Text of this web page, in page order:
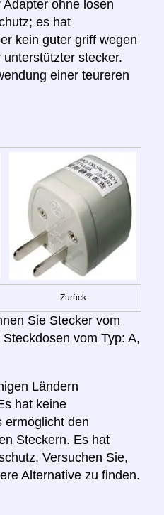
ohne losen
es hat
kein guter griff wegen
stecker.
einer teureren
Zurück
Sie Stecker vom
vom Typ: A,
Ländern
hat keine
ermöglicht den
Steckern. Es hat
Versuchen Sie,
Alternative zu finden.